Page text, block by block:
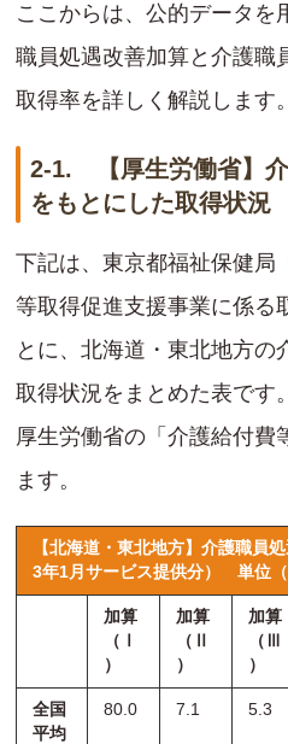
ここからは、公的データを
職員処遇改善加算と介護職
取得率を詳しく解説します。
2-1. 【厚生労働省】
をもとにした取得状況
下記は、東京都福祉保健局
等取得促進支援事業に係る
とに、北海道・東北地方の
取得状況をまとめた表です
厚生労働省の「介護給付費
ます。
【北海道・東北地方】介護職員
3年1月サービス提供分）
単位（
加算
（Ⅰ
）
加算
（Ⅱ
）
加算
（Ⅲ
）
全国
平均
80.0 7.1 5.3